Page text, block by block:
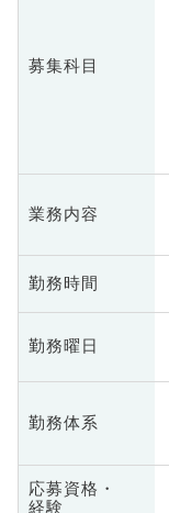
募集科目
業務内容
勤務時間
勤務曜日
勤務体系
応募資格・
経験